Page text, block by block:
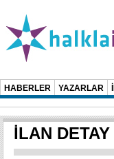
HABERLER YAZARLAR
İLAN DETAY